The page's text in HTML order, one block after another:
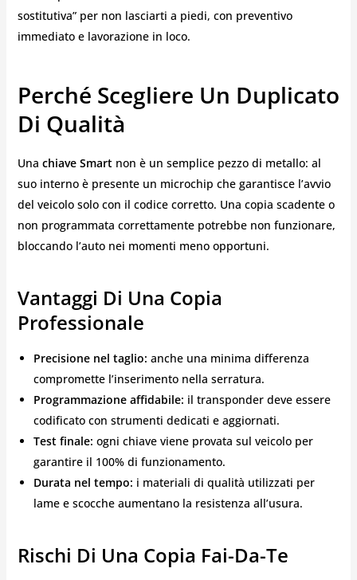
sostitutiva” per non lasciarti a piedi, con preventivo
immediato e lavorazione in loco.
Perché Scegliere Un Duplicato
Di Qualità
Una chiave Smartnon è un semplice pezzo di metallo: al
suo interno è presente un microchip che garantisce l’avvio
del veicolo solo con il codice corretto. Una copia scadente o
non programmata correttamente potrebbe non funzionare,
bloccando l’auto nei momenti meno opportuni.
Vantaggi Di Una Copia
Professionale
Precisione nel taglio: anche una minima differenza
compromette l’inserimento nella serratura.
Programmazione affidabile: il transponder deve essere
codificato con strumenti dedicati e aggiornati.
Test finale: ogni chiave viene provata sul veicolo per
garantire il 100% di funzionamento.
Durata nel tempo: i materiali di qualità utilizzati per
lame e scocche aumentano la resistenza all’usura.
Rischi Di Una Copia Fai-Da-Te